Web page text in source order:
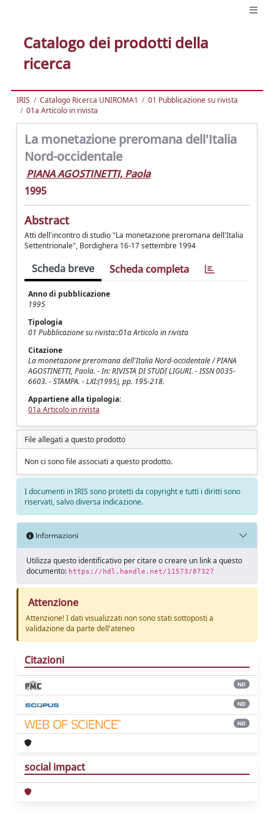
Catalogo dei prodotti della
ricerca
IRIS Catalogo Ricerca UNIROMA1
01 Pubblicazione su rivista
01a Articolo in rivista
La monetazione preromana dell'Italia
Nord-occidentale
PIANA AGOSTINETTI, Paola
1995
Abstract
Atti dell'incontro di studio "La monetazione preromana dell'Italia
Settentrionale", Bordighera 16-17 settembre 1994
Scheda breve Scheda completa
Anno di pubblicazione
1995
Tipologia
01 Pubblicazione su rivista::01a Articolo in rivista
Citazione
La monetazione preromana dell'Italia Nord-occidentale / PIANA
AGOSTINETTI, Paola. - In: RIVISTA DI STUDI LIGURI. - ISSN 0035-
6603. - STAMPA. - LXI:(1995), pp. 195-218.
Appartiene alla tipologia:
01a Articolo in rivista
File allegati a questo prodotto
Non ci sono file associati a questo prodotto.
I documenti in IRIS sono protetti da copyright e tutti i diritti sono
riservati, salvo diversa indicazione.
Informazioni
Utilizza questo identificativo per citare o creare un link a questo
documento: https://hdl.handle.net/11573/87327
Attenzione
Attenzione! I dati visualizzati non sono stati sottoposti a
validazione da parte dell'ateneo
Citazioni
ND
ND
ND
social impact